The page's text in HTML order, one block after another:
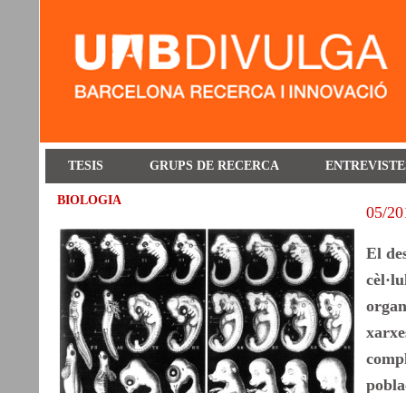
TESIS GRUPS DE RECERCA
BIOLOGIA
05/
El